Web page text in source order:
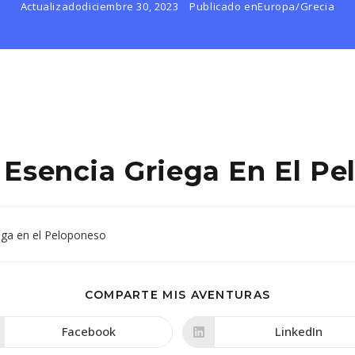
Actualizadodiciembre 30, 2023 Publicado enEuropa/Grecia
Griega En El
COMPARTE MIS AVENTURAS
CONTENIDO
Se
Facebook Se
LinkedIn